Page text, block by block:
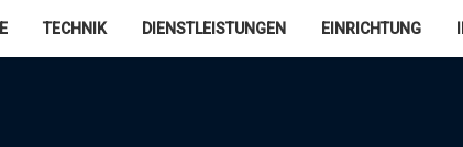
TECHNIK DIENSTLEISTUNGEN EINRICHTUNG